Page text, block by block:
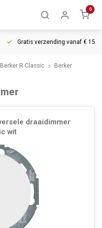
0
Gratis verzending vanaf € 150
Berker R.Classic
Berker
draaidimmer
wit